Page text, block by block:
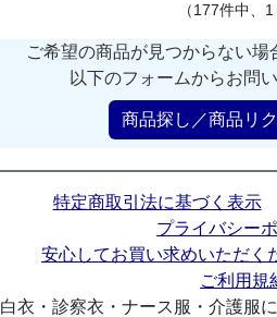
（177件中、1
ご希望の商品が見つからない場
以下のフォームからお問
商品探し／商品リ
特定商取引法に基づく表示
プライバシー
安心してお買い求めいただく
ご利用規
白衣・診察衣・ナース服・介護服